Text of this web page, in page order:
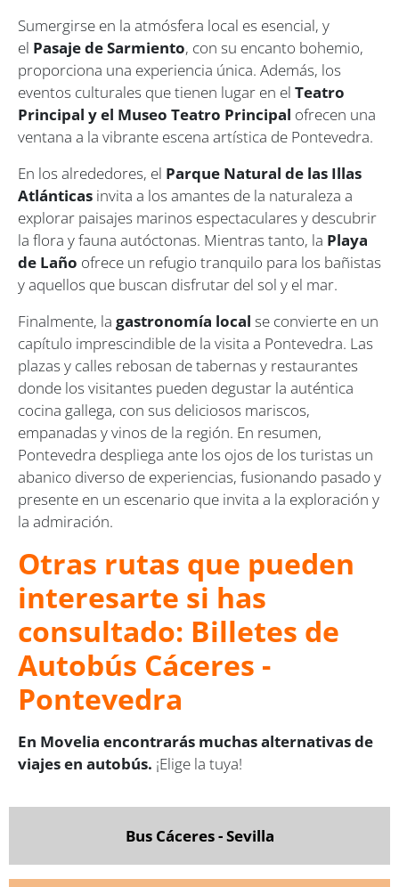
Sumergirse en la atmósfera local es esencial, y
el Pasaje de Sarmiento, con su encanto bohemio,
proporciona una experiencia única. Además, los
eventos culturales que tienen lugar en el Teatro
Principal y el Museo Teatro Principal ofrecen una
ventana a la vibrante escena artística de Pontevedra.
En los alrededores, el Parque Natural de las Illas
Atlánticas invita a los amantes de la naturaleza a
explorar paisajes marinos espectaculares y descubrir
la flora y fauna autóctonas. Mientras tanto, la Playa
de Laño ofrece un refugio tranquilo para los bañistas
y aquellos que buscan disfrutar del sol y el mar.
Finalmente, la gastronomía local se convierte en un
capítulo imprescindible de la visita a Pontevedra. Las
plazas y calles rebosan de tabernas y restaurantes
donde los visitantes pueden degustar la auténtica
cocina gallega, con sus deliciosos mariscos,
empanadas y vinos de la región. En resumen,
Pontevedra despliega ante los ojos de los turistas un
abanico diverso de experiencias, fusionando pasado y
presente en un escenario que invita a la exploración y
la admiración.
Otras rutas que pueden
interesarte si has
consultado: Billetes de
Autobús Cáceres -
Pontevedra
En Movelia encontrarás muchas alternativas de
viajes en autobús. ¡Elige la tuya!
Bus Cáceres - Sevilla